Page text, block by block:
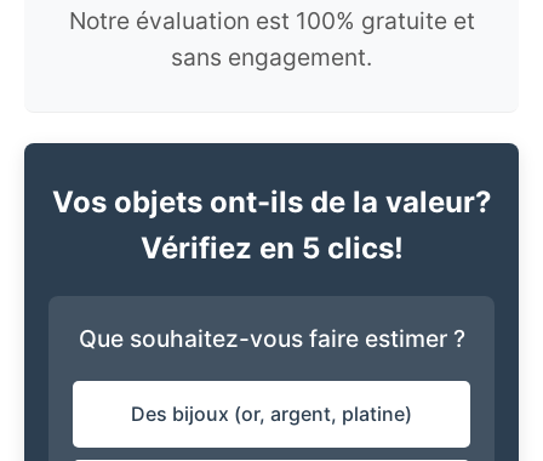
Notre évaluation est 100% gratuite et
sans engagement.
Vos objets ont-ils de la valeur?
Vérifiez en 5 clics!
Que souhaitez-vous faire estimer ?
Des bijoux (or, argent, platine)